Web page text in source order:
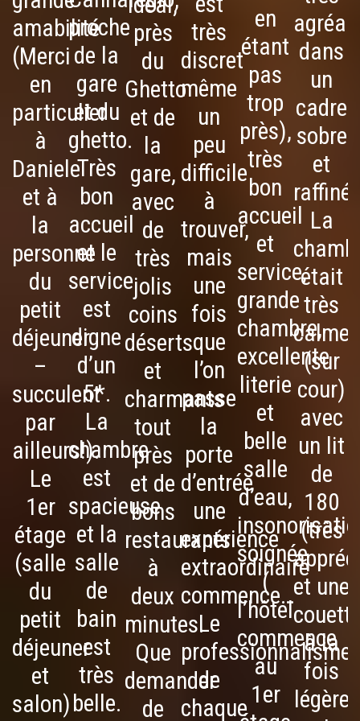
amabilité
(Merci
en
particulier
à
Daniele
et à
la
personne
du
petit
déjeuner
–
succulent
par
ailleurs!).
Le
1er
étage
(salle
du
petit
déjeuner
et
salon)
proche
de la
gare
et du
ghetto.
Très
bon
accueil
et le
service
est
digne
d’un
5*.
La
chambre
est
spacieuse
et la
salle
de
bain
est
très
belle.
près
du
Ghetto
et de
la
gare,
avec
de
très
jolis
coins
déserts
et
charmants
tout
près
et de
bons
restaurants
à
deux
minutes.
Que
demander
de
très
discret
même
un
peu
difficile
à
trouver,
mais
une
fois
que
l’on
passe
la
porte
d’entrée
une
expérience
extraordinaire
commence…
Le
professionnalisme
de
chaque
en
étant
pas
trop
près),
très
bon
accueil
et
service,
grande
chambre,
excellente
literie
et
belle
salle
d’eau,
soignée
(
l’hôtel
commence
au
1er
dans
un
cadre
sobre
et
raffiné.
La
était
très
calme
(sur
cour)
avec
un lit
de
180
(très
et une
à la
fois
légère